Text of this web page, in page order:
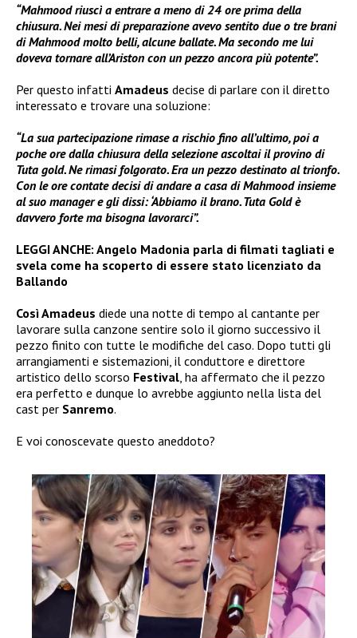
“Mahmood riuscì a entrare a meno di 24 ore prima della
chiusura. Nei mesi di preparazione avevo sentito due o tre brani
di Mahmood molto belli, alcune ballate. Ma secondo me lui
doveva tornare all’Ariston con un pezzo ancora più potente”.
Per questo infatti Amadeus decise di parlare con il diretto
interessato e trovare una soluzione:
“La sua partecipazione rimase a rischio fino all’ultimo, poi a
poche ore dalla chiusura della selezione ascoltai il provino di
Tuta gold. Ne rimasi folgorato. Era un pezzo destinato al trionfo.
Con le ore contate decisi di andare a casa di Mahmood insieme
al suo manager e gli dissi: ‘Abbiamo il brano. Tuta Gold è
davvero forte ma bisogna lavorarci”.
LEGGI ANCHE: Angelo Madonia parla di filmati tagliati e
svela come ha scoperto di essere stato licenziato da
Ballando
Così Amadeus diede una notte di tempo al cantante per
lavorare sulla canzone sentire solo il giorno successivo il
pezzo finito con tutte le modifiche del caso. Dopo tutti gli
arrangiamenti e sistemazioni, il conduttore e direttore
artistico dello scorso Festival , ha affermato che il pezzo
era perfetto e dunque lo avrebbe aggiunto nella lista del
cast per Sanremo.
E voi conoscevate questo aneddoto?